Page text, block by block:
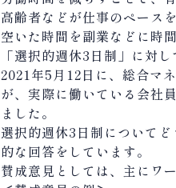
高齢者などが仕事のペース
空いた時間を副業などに時
「選択的週休3日制」に対
2021年5月 12日に、総合マ
が、実際に働いている会社
ました。
選択的週休3 日制について
的な回答をしています。
賛成意見としては、主にワ